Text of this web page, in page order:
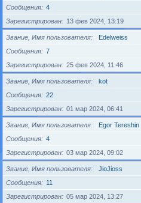
Сообщения
4
Зарегистрирован
13 фев 2024, 13:19
Звание, Имя пользователя
Edelweiss
Сообщения
7
Зарегистрирован
25 фев 2024, 11:46
Звание, Имя пользователя
kot
Сообщения
22
Зарегистрирован
01 мар 2024, 06:41
Звание, Имя пользователя
Egor Tereshin
Сообщения
4
Зарегистрирован
03 мар 2024, 09:02
Звание, Имя пользователя
JioJioss
Сообщения
11
Зарегистрирован
05 мар 2024, 13:27